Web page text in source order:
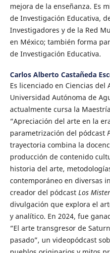
mejora de la enseñanza. Es
de Investigación Educativa,
Investigadores y de la Red
en México; también forma
de Investigación Educativa.
Carlos Alberto Castañeda
Es licenciado en Ciencias
Universidad Autónoma de
actualmente cursa la
“Apreciación del arte en la
parametrización del pódcast
trayectoria combina la
producción de contenido
historia del arte,
contemporáneo en diversas
creador del pódcast Los
divulgación que explora el
y analítico. En 2024, fue
“El arte transgresor de
pasado”, un videopódcast